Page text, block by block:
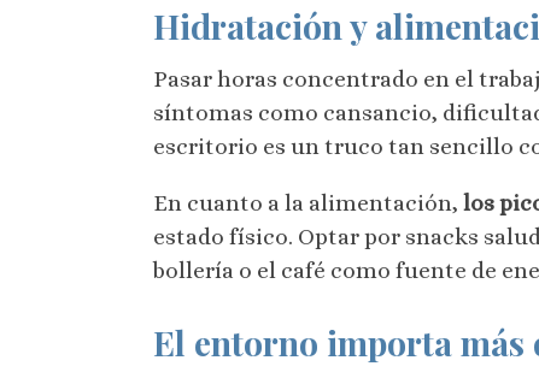
Hidratación y
Pasar horas concentrado en el
síntomas como cansancio,
escritorio es un truco tan sencillo
En cuanto a la alimentación,los
estado físico. Optar por snacks
bollería o el café como fuente de
El entorno importa más